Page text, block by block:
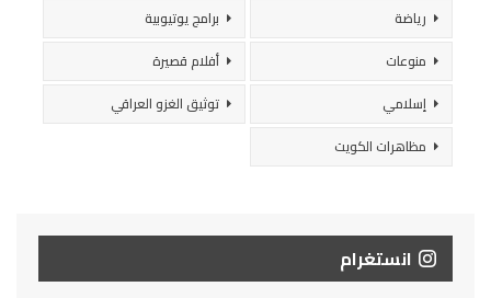
رياضة
برامج يوتيوبية
منوعات
أفلام قصيرة
إسلامي
توثيق الغزو العراقي
مظاهرات الكويت
انستغرام